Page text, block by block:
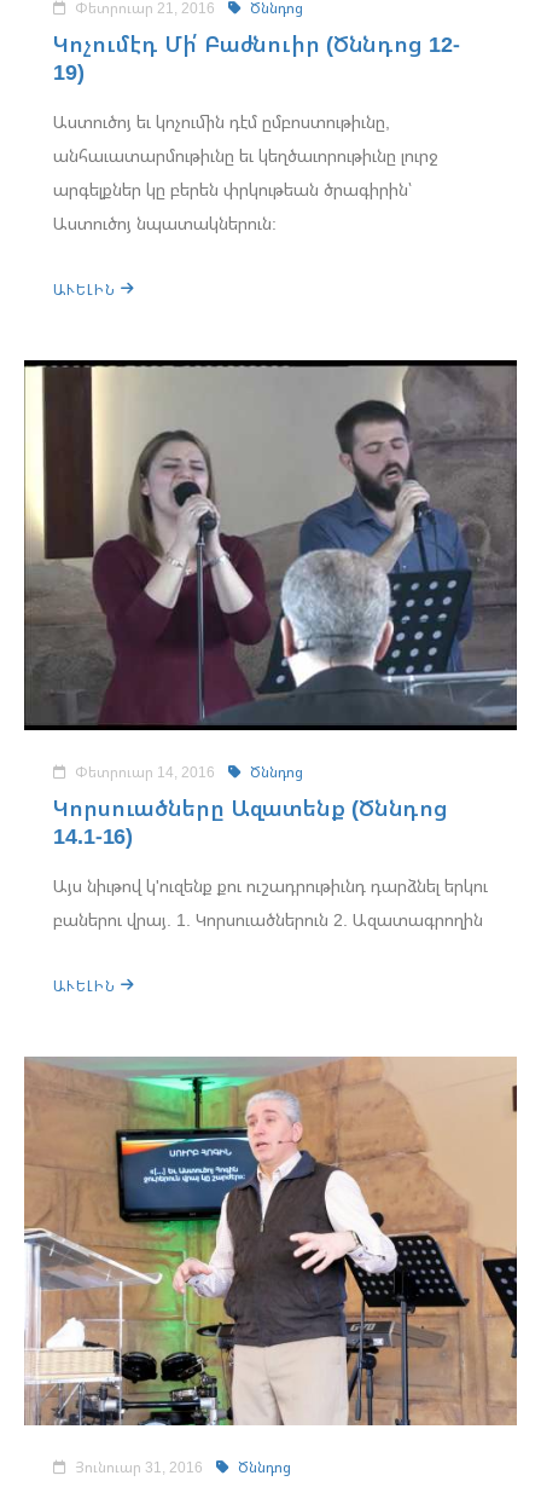
Փետրուար 21, 2016 Ծննդոց
Կոչումէդ Մի՛ Բաժնուիր (Ծննդոց 12-
19)
Աստուծոյ եւ կոչումին դէմ ըմբոստութիւնը,
անհաւատարմութիւնը եւ կեղծաւորութիւնը լուրջ
արգելքներ կը բերեն փրկութեան ծրագիրին՝
Աստուծոյ նպատակներուն:
ԱՒԵԼԻՆ
Փետրուար 14, 2016 Ծննդոց
Կորսուածները Ազատենք (Ծննդոց
14.1-16)
Այս նիւթով կ'ուզենք քու ուշադրութիւնդ դարձնել երկու
բաներու վրայ. 1. Կորսուածներուն 2. Ազատագրողին
ԱՒԵԼԻՆ
Յունուար 31, 2016 Ծննդոց